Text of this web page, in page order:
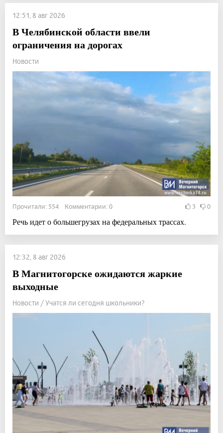
12:51, 8 авг 2026
В Челябинской области ввели
ограничения на дорогах
Новости
Прочитали: 554 Комментарии: 0 3 0
Речь идет о большегрузах на федеральных трассах.
12:32, 8 авг 2026
В Магнитогорске ожидаются жаркие
выходные
Новости / Учатся ли сегодня школьники?